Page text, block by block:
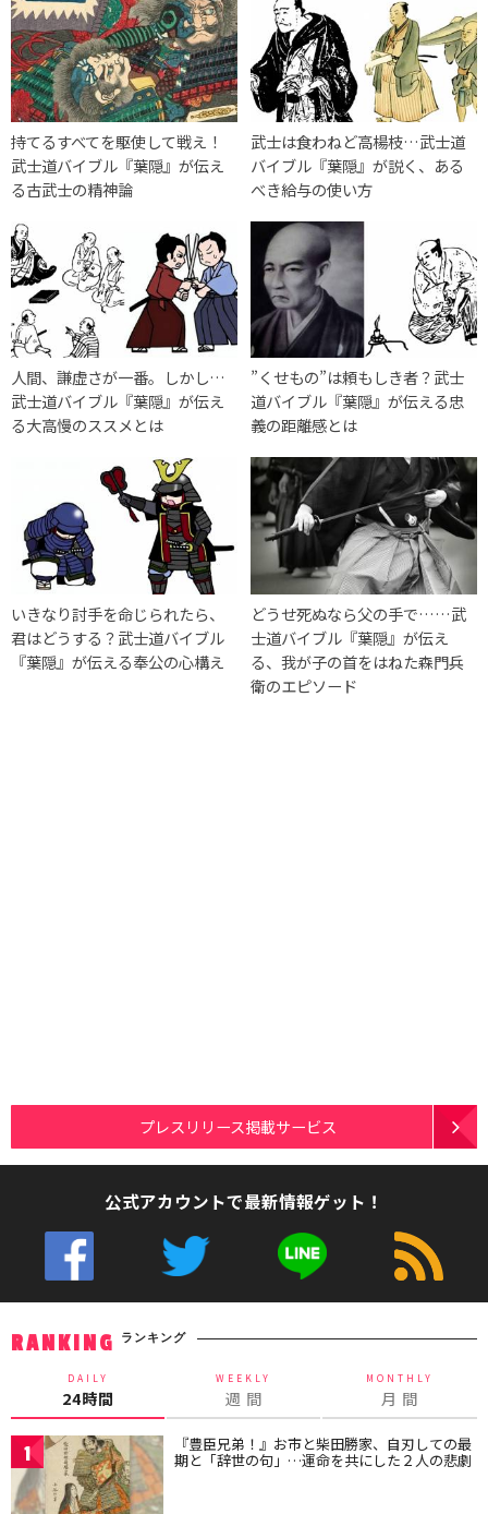
持てるすべてを駆使して戦え！
武士道バイブル『葉隠』が伝え
る古武士の精神論
武士は食わねど高楊枝…武士道
バイブル『葉隠』が説く、ある
べき給与の使い方
人間、謙虚さが一番。しかし…
武士道バイブル『葉隠』が伝え
る大高慢のススメとは
”くせもの”は頼もしき者？武士
道バイブル『葉隠』が伝える忠
義の距離感とは
いきなり討手を命じられたら、
君はどうする？武士道バイブル
『葉隠』が伝える奉公の心構え
どうせ死ぬなら父の手で……武
士道バイブル『葉隠』が伝え
る、我が子の首をはねた森門兵
衛のエピソード
プレスリリース掲載サービス
公式アカウントで最新情報ゲット！
RANKING ランキング
DAILY
24時間
WEEKLY
週 間
MONTHLY
月 間
1 『豊臣兄弟！』お市と柴田勝家、自刃しての最
期と「辞世の句」…運命を共にした２人の悲劇